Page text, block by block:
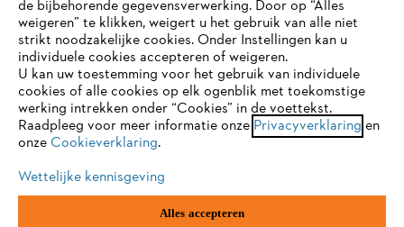
ANDREAS STIHL NV, Veurtstraat 117, 2870Puurs-Sint-Amands,
België/Belgique
VAT Number: BE 0427.714.768
Je gebruikt een browser die we nog niet ondersteunen. Om
onze website optimaal te kunnen gebruiken, raden we aan dat
je overschakelt op één van de volgende browsers:
firefox
safari edge
de bijbehorende gegevensverwerking. Door op “Alles
weigeren” te klikken, weigert u het gebruik van alle niet
strikt noodzakelijke cookies. Onder Instellingen kan u
individuele cookies accepteren of weigeren.
U kan uw toestemming voor het gebruik van individuele
cookies of alle cookies op elk ogenblik met toekomstige
werking intrekken onder “Cookies” in de voettekst.
Raadpleeg voor meer informatie onze Privacyverklaring en
onze Cookieverklaring.
Wettelijke kennisgeving
Alles accepteren